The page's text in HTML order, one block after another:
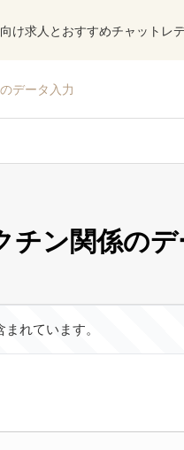
け求人とおすすめチャットレ
データ入力
チン関係の
れています。